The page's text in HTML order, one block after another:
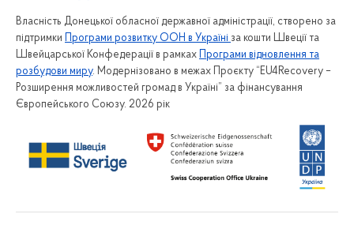
Власність Донецької обласної державної адміністрації, створено за
підтримки Програми розвитку ООН в Україні за кошти Швеції та
Швейцарської Конфедерації в рамках Програми відновлення та
розбудови миру. Модернізовано в межах Проєкту “EU4Recovery –
Розширення можливостей громад в Україні” за фінансування
Європейського Союзу. 2026 рік